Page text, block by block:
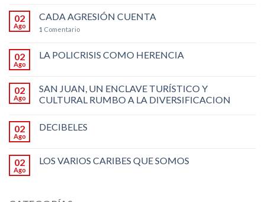
02
Ago
CADA AGRESIÓN CUENTA
1 Comentario
02
Ago
LA POLICRISIS COMO HERENCIA
02
Ago
SAN JUAN, UN ENCLAVE TURÍSTICO Y
CULTURAL RUMBO A LA DIVERSIFICACION
02
Ago
DECIBELES
02
Ago
LOS VARIOS CARIBES QUE SOMOS